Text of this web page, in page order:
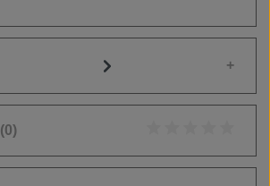
(0)